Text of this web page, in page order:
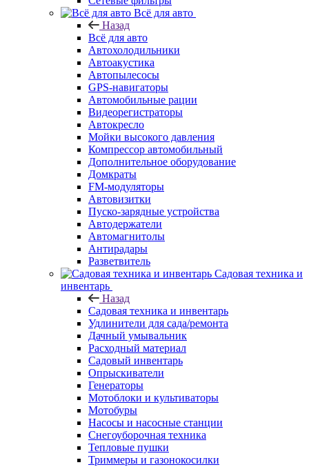
Всё для авто
Назад
Всё для авто
Автохолодильники
Автоакустика
Автопылесосы
GPS-навигаторы
Автомобильные рации
Видеорегистраторы
Автокресло
Мойки высокого давления
Компрессор автомобильный
Дополнительное оборудование
Домкраты
FM-модуляторы
Автовизитки
Пуско-зарядные устройства
Автодержатели
Автомагнитолы
Антирадары
Разветвитель
Садовая техника и
инвентарь
Назад
Садовая техника и инвентарь
Удлинители для сада/ремонта
Дачный умывальник
Расходный материал
Садовый инвентарь
Опрыскиватели
Генераторы
Мотоблоки и культиваторы
Мотобуры
Насосы и насосные станции
Снегоуборочная техника
Тепловые пушки
Триммеры и газонокосилки